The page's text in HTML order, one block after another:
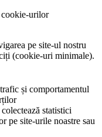
cookie-urilor
pe site-ul nostru
(cookie-uri minimale).
și comportamentul
statistici
pe site-urile noastre sau